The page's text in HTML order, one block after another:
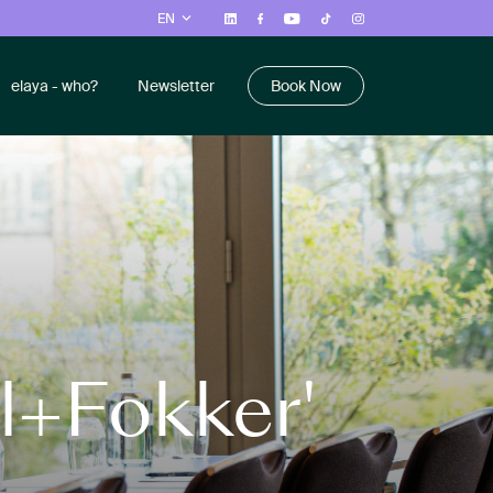
EN
elaya - who? Newsletter Book Now